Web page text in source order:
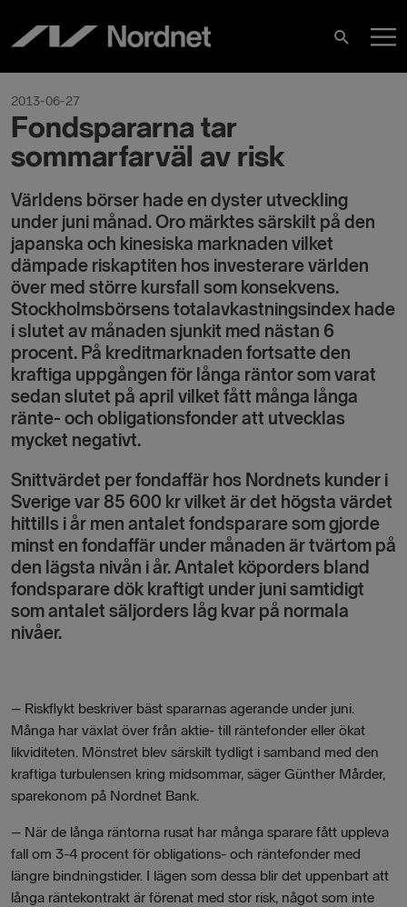
content
Search
2013-06-27
Fondspararna tar
sommarfarväl av risk
Världens börser hade en dyster utveckling
under juni månad. Oro märktes särskilt på den
japanska och kinesiska marknaden vilket
dämpade riskaptiten hos investerare världen
över med större kursfall som konsekvens.
Stockholmsbörsens totalavkastningsindex hade
i slutet av månaden sjunkit med nästan 6
procent. På kreditmarknaden fortsatte den
kraftiga uppgången för långa räntor som varat
sedan slutet på april vilket fått många långa
ränte- och obligationsfonder att utvecklas
mycket negativt.
Snittvärdet per fondaffär hos Nordnets kunder i
Sverige var 85 600 kr vilket är det högsta värdet
hittills i år men antalet fondsparare som gjorde
minst en fondaffär under månaden är tvärtom på
den lägsta nivån i år. Antalet köporders bland
fondsparare dök kraftigt under juni samtidigt
som antalet säljorders låg kvar på normala
nivåer.
– Riskflykt beskriver bäst spararnas agerande under juni.
Många har växlat över från aktie- till räntefonder eller ökat
likviditeten. Mönstret blev särskilt tydligt i samband med den
kraftiga turbulensen kring midsommar, säger Günther Mårder,
sparekonom på Nordnet Bank.
– När de långa räntorna rusat har många sparare fått uppleva
fall om 3-4 procent för obligations- och räntefonder med
längre bindningstider. I lägen som dessa blir det uppenbart att
långa räntekontrakt är förenat med stor risk, något som inte